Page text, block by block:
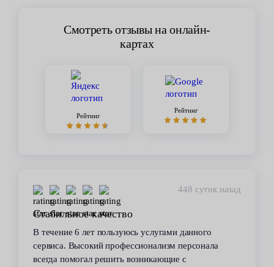
Смотреть отзывы на онлайн-
картах
Рейтинг
Рейтинг
448 суток назад
Стабильное качество
В течение 6 лет пользуюсь услугами данного
сервиса. Высокий профессионализм персонала
всегда помогал решить возникающие с